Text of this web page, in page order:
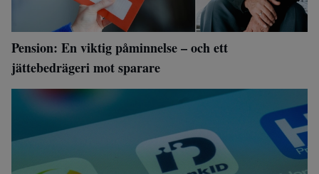
Pension: En viktig påminnelse – och ett
jättebedrägeri mot sparare